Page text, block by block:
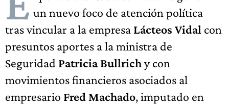
un nuevo foco de atención política
tras vincular a la empresa Lácteos Vidal con
presuntos aportes a la ministra de
Seguridad Patricia Bullrichy con
movimientos financieros asociados al
empresario Fred Machado, imputado en